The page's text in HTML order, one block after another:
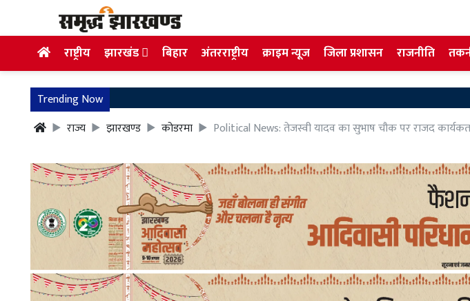
राष्ट्रीय झारखंड बिहार अंतरराष्ट्रीय क्राइम न्यूज जिला प्रशासन राजनीति
Trending Now
राज्य
झारखण्ड कोडरमा Political News: तेजस्वी यादव का सुभाष चौक पर राजद